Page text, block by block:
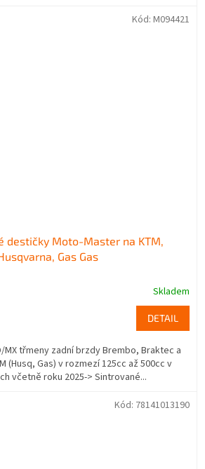
destičky Moto-Master na KTM,
Gas Gas
Skladem
DETAIL
MX třmeny zadní brzdy Brembo, Braktec a
(Husq, Gas) v rozmezí 125cc až 500cc v
včetně roku 2025-> Sintrované...
Kód: M094421
Kód: 78141013190